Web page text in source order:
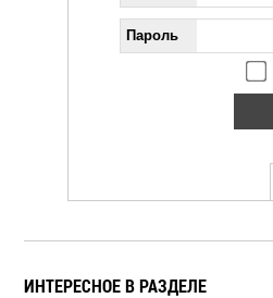
Пароль
ИНТЕРЕСНОЕ В РАЗДЕЛЕ